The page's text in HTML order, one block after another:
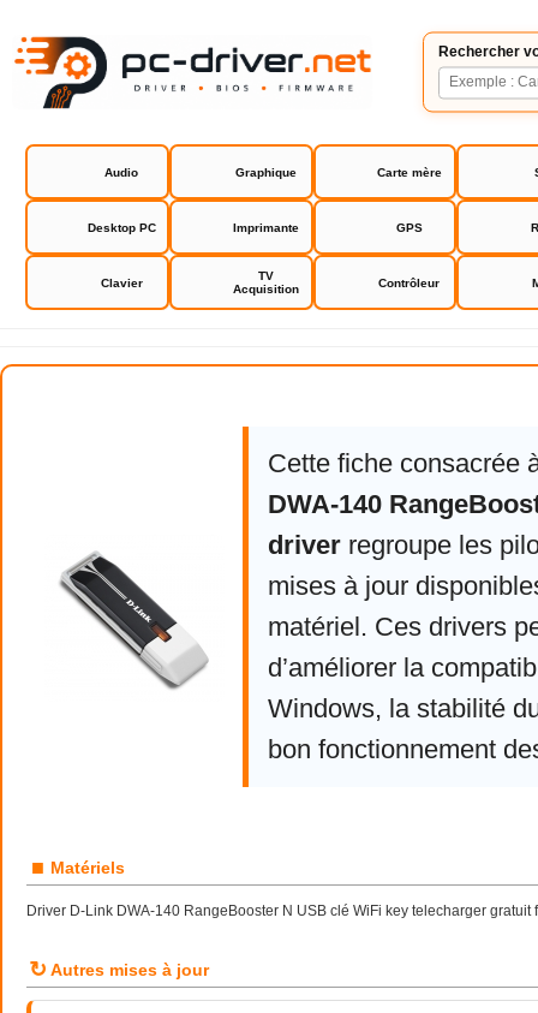
Rechercher
Audio Graphique Carte mère
Desktop PC Imprimante GPS
Clavier
TV
Acquisition
Contrôleur
D-Link DWA-140 RangeBooster
Cette fiche consacrée
DWA-140
driver regroupe les
mises à jour
matériel. Ces drivers
d’améliorer la
Windows, la stabilité
bon fonctionnement
■ Matériels
Driver D-Link DWA-140 RangeBooster N USB clé WiFi key telecharger
↻ Autres mises à jour